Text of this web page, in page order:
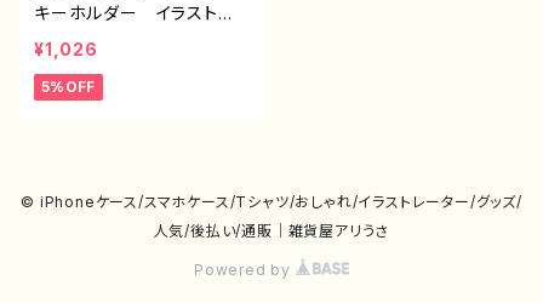
キーホルダー イラスト
おしゃれ かわいい エモ
い おすすめ 個性的 綺
麗 人気 イラストレータ
（アクキー＆シャープペン）
¥1,026
5%OFF
© iPhoneケース/スマホケース/Tシャツ/おしゃれ/イラストレーター/グッズ/
人気/後払い/通販｜雑貨屋アリうさ
Powered by